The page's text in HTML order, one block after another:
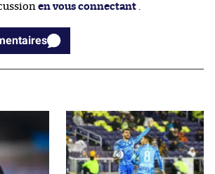
en vous connectant
commentaires